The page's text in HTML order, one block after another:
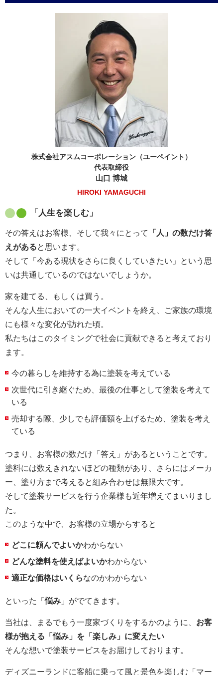
株式会社アスムコーポレーション（ユーペイント）
代表取締役
山口 博城
HIROKI YAMAGUCHI
「人生を楽しむ」
その答えはお客様、そして我々にとって
「人」の数だけ答
えがあると思います。
そして「今ある現状をさらに良くしていきたい」という思
いは共通しているのではないでしょうか。
家を建てる、もしくは買う。
そんな人生においての一大イベントを終え、ご家族の環境
にも様々な変化が訪れた頃。
私たちはこのタイミングで社会に貢献できると考えており
ます。
今の暮らしを維持する為に塗装を考えている
次世代に引き継ぐため、最後の仕事として塗装を考えて
いる
売却する際、少しでも評価額を上げるため、塗装を考え
ている
つまり、お客様の数だけ「答え」があるということです。
塗料には数えきれないほどの種類があり、さらにはメーカ
ー、塗り方まで考えると組み合わせは無限大です。
そして塗装サービスを行う企業様も近年増えてまいりまし
た。
このような中で、お客様の立場からすると
どこに頼んでよいかわからない
どんな塗料を使えばよいかわからない
適正な価格はいくらなのかわからない
といった「悩み 」がでてきます。
当社は、まるでもう一度家づくりをするかのように、 お客
様が抱える「悩み」を「楽しみ」に変えたい
そんな想いで塗装サービスをお届けしております。
ディズニーランドに客船に乗って風と景色を楽しむ「マー